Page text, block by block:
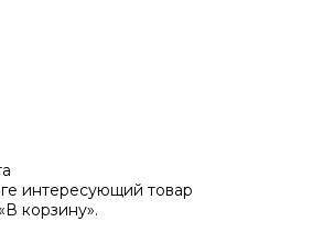
интересующий товар
корзину».